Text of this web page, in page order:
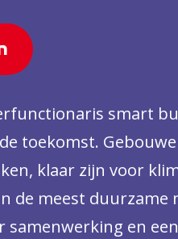
smart
toekomst.
klaar zijn voor
de meest duurzame
samenwerking en